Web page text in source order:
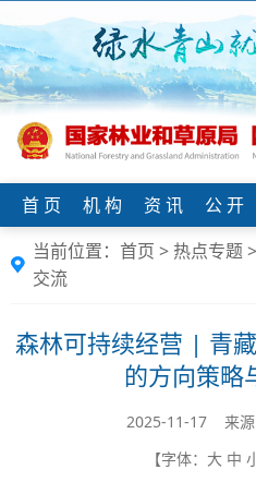
首 页 机 构 资 讯 公 开
当前位置： 首页 > 热点专题>
交流
森林可持续经营 | 青
的方向策略
2025-11-17 来源
【字体： 大 中